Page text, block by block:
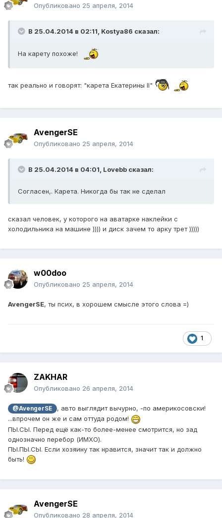
Опубликовано 25 апреля, 2014
В 25.04.2014 в 02:11, Kostya86 сказал:
На карету похоже!
так реально и говорят: "карета Екатерины II"
AvengerSE
Опубликовано 25 апреля, 2014
В 25.04.2014 в 04:01, Lovebb сказал:
Согласен,. Карета. Никогда бы так не сделал
сказал человек, у которого на аватарке наклейки с
холодильника на машине )))) и диск зачем то арку трет )))))
w00doo
Опубликовано 25 апреля, 2014
AvengerSE, ты псих, в хорошем смысле этого слова =)
1
ZAKHAR
Опубликовано 26 апреля, 2014
@AvengerSE
, авто выглядит вычурно, -по америкосовски!
...впрочем он же и сам оттуда родом!
ПЫ.СЫ. Перед ещё как-то более-менее смотрится, но зад
однозначно перебор (ИМХО).
ПЫ.ПЫ.СЫ. Если хозяину так нравится, значит так и должно
быть!
AvengerSE
Опубликовано 28 апреля, 2014